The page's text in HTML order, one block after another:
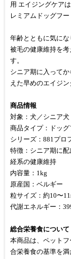
用 エイジングケア
レミアムドッグフー
年齢とともに気に
被毛の健康維持を
す。
シニア期に入って
えた早めのエイジン
商品情報
対象：犬／シニア
商品タイプ：ドッ
シリーズ：881プロ
特徴：シニア期に
経系の健康維持
内容量：1kg
原産国：ベルギー
粒サイズ：約10〜
代謝エネルギー：
総合栄養食について
本商品は、ペット
合栄養食の基準を満